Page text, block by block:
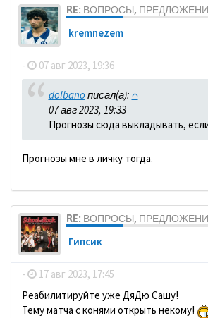
RE: ВОПРОСЫ,
kremnezem
- 07 авг 2023, 19:36
dolbano писал(а): ↑
07 авг 2023, 19:33
Прогнозы сюда выкладывать,
Прогнозы мне в личку тогда.
RE: ВОПРОСЫ,
Гипсик
- 17 авг 2023, 17:45
Реабилитируйте уже ДяДю Сашу!
Тему матча с конями открыть некому!